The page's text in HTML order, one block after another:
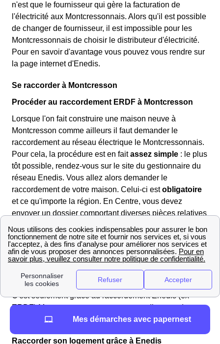
n'est que le fournisseur qui gère la facturation de
l'électricité aux Montcressonnais. Alors qu'il est possible
de changer de fournisseur, il est impossible pour les
Montcressonnais de choisir le distributeur d'électricité.
Pour en savoir d'avantage vous pouvez vous rendre sur
la page internet d'Enedis.
Se raccorder à Montcresson
Procéder au raccordement ERDF à Montcresson
Lorsque l'on fait construire une maison neuve à
Montcresson comme ailleurs il faut demander le
raccordement au réseau électrique le Montcressonnais.
Pour cela, la procédure est en faitassez simple : le plus
tôt possible, rendez-vous sur le site du gestionnaire du
réseau Enedis. Vous allez alors demander le
raccordement de votre maison. Celui-ci estobligatoire
et ce qu'importe la région. En Centre, vous devez
envoyer un dossier comportant diverses pièces relatives
à la construction de votre maison : un extrait du
cadastre, le permis de construire, un plan de masse du
domicile, et quelques photos des installations. Comptez
au moins six semaines de délai pour avoir une réponse
de la part d'Enedis Loiret, car les demandes de
raccordement en Centre sont nombreuses.
C'est seulement grâce au raccordement Enedis (ex-
ERDF) Montcresson que vous pourrez disposer de
l'électricité dans votre nouvelle maison !
Raccorder son logement grâce à Enedis
Mes démarches avec papernest